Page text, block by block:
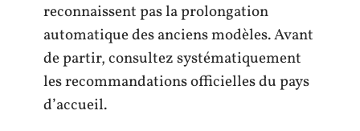
reconnaissent pas la prolongation
automatique des anciens modèles. Avant
de partir, consultez systématiquement
les recommandations officielles du pays
d’accueil.